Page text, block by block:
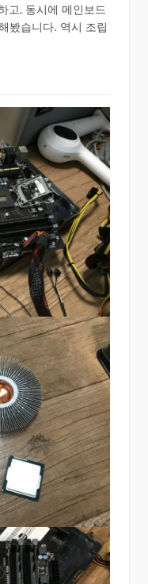
고, 동시에 메인보드
봤습니다. 역시 조립